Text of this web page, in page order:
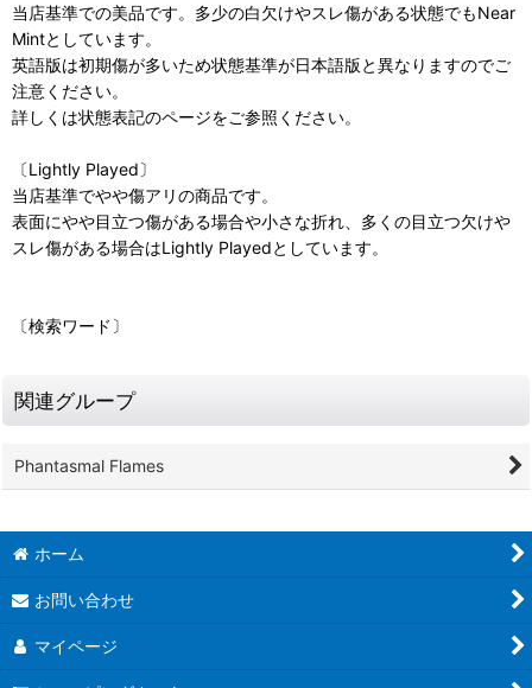
当店基準での美品です。多少の白欠けやスレ傷がある状態でもNear
Mintとしています。
英語版は初期傷が多いため状態基準が日本語版と異なりますのでご
注意ください。
詳しくは状態表記のページをご参照ください。
〔Lightly Played〕
当店基準でやや傷アリの商品です。
表面にやや目立つ傷がある場合や小さな折れ、多くの目立つ欠けや
スレ傷がある場合はLightly Playedとしています。
〔検索ワード〕
関連グループ
Phantasmal Flames
ホーム
お問い合わせ
マイページ